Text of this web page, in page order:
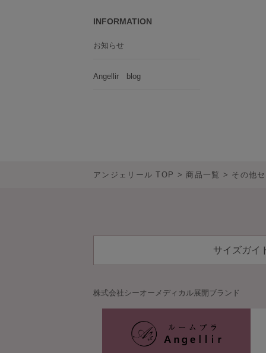
INFORMATION
お知らせ
Angellir blog
アンジェリール TOP 商品一覧 その他セ
サイズガイ
株式会社シーオーメディカル展開ブランド